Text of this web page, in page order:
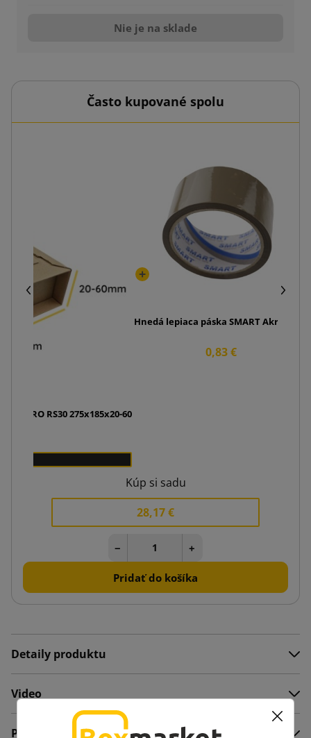
Nie je na sklade
Často kupované spolu
PRO RS30 275x185x20-60
Hnedá lepiaca páska SMART Akryl 48/50
0,83 €
Kúp si sadu
28,17 €
− +
Pridať do košíka
Detaily produktu
Video
Popis